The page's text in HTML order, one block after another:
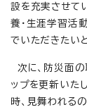
設を充実させて
養・生涯学習活
でいただきたい
次に、防災面の
ップを更新いた
時、見舞われる